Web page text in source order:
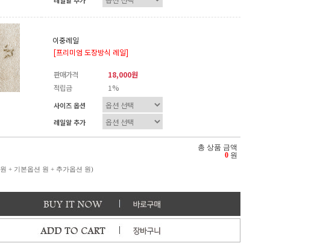
이중레일
[프리미엄 도장방식 레일]
판매가격
18,000원
적립금
1%
사이즈 옵션
레일알 추가
총 상품 금액
0 원
원 + 기본옵션 원 + 추가옵션 원)